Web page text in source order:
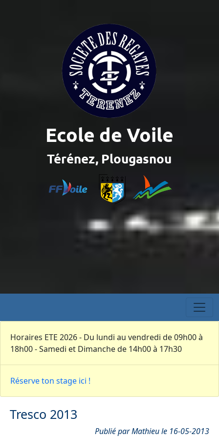
Horaires ETE 2026 - Du lundi au vendredi de 09h00 à
18h00 - Samedi et Dimanche de 14h00 à 17h30
Réserve ton stage ici !
Tresco 2013
Publié par Mathieu le 16-05-2013